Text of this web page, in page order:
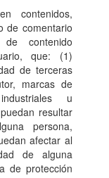
contenidos,
de comentario
contenido
que: (1)
de terceras
marcas de
u
resultar
persona,
afectar al
de alguna
de protección